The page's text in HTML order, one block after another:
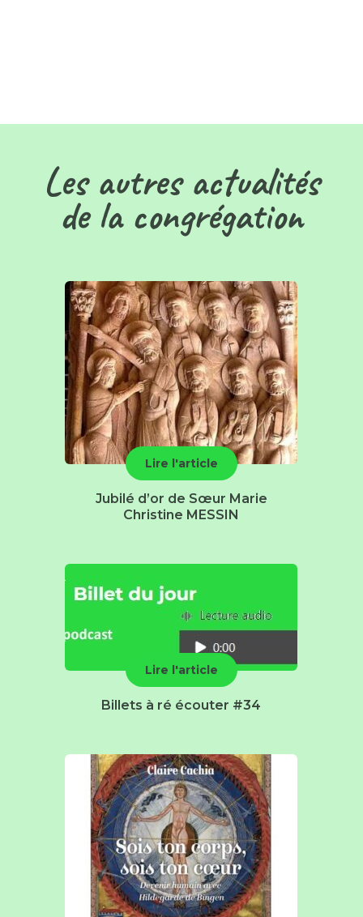
Les autres actualités
de la congrégation
Lire l'article
Jubilé d’or de Sœur Marie
Christine MESSIN
Lire l'article
Billets à ré écouter #34